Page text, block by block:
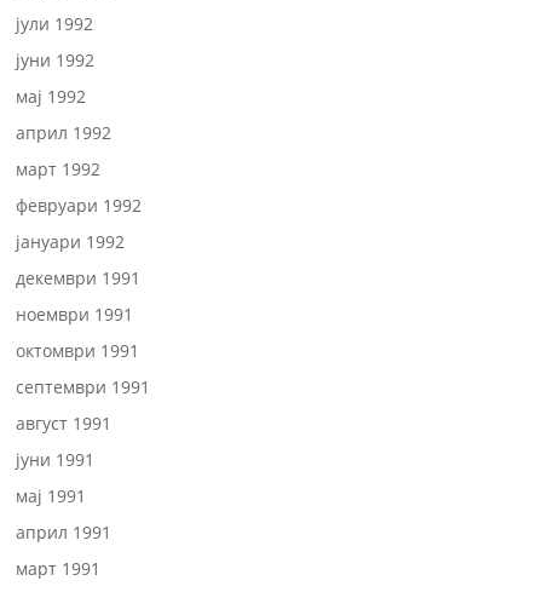
јули 1992
јуни 1992
мај 1992
април 1992
март 1992
февруари 1992
јануари 1992
декември 1991
ноември 1991
октомври 1991
септември 1991
август 1991
јуни 1991
мај 1991
април 1991
март 1991